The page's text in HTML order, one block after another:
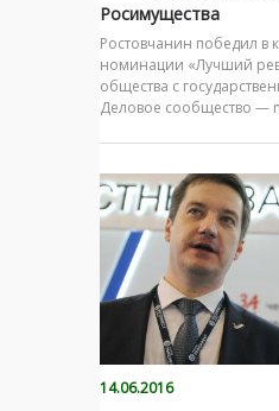
Росимущества
Ростовчанин победил в
номинации «Лучший
общества с
Деловое сообщество —
14.06.2016